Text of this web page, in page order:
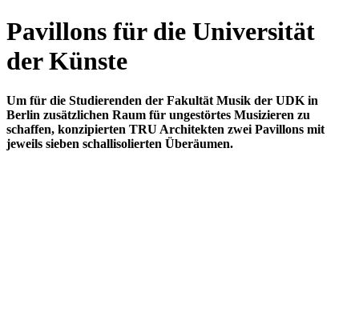
Pavillons für die Universität
der Künste
Um für die Studierenden der Fakultät Musik der UDK in
Berlin zusätzlichen Raum für ungestörtes Musizieren zu
schaffen, konzipierten TRU Architekten zwei Pavillons mit
jeweils sieben schallisolierten Überäumen.